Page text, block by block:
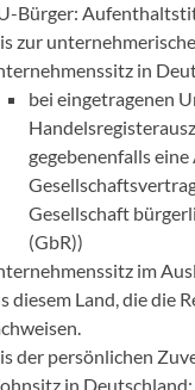
Bürger:
zur
in
bei eingetragenen
gegebenenfalls
Gesellschaft
(GbR))
im
diesem Land, die die
der persönlichen
in Deutschland: